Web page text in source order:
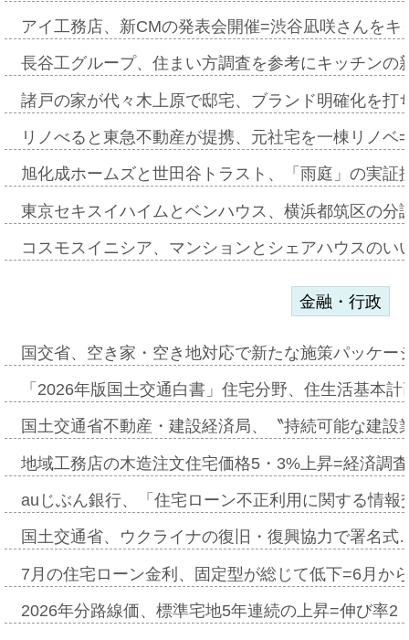
アイ工務店、新CMの発表会開催=渋谷凪咲さんを
長谷工グループ、住まい方調査を参考にキッチン
諸戸の家が代々木上原で邸宅、ブランド明確化を
リノべると東急不動産が提携、元社宅を一棟リノ
旭化成ホームズと世田谷トラスト、「雨庭」の実
東京セキスイハイムとベンハウス、横浜都筑区の
コスモスイニシア、マンションとシェアハウスの
金融・行政
国交省、空き家・空き地対応で新たな施策パッケ
「2026年版国土交通白書」住宅分野、住生活基本
国土交通省不動産・建設経済局、〝持続可能な建
地域工務店の木造注文住宅価格5・3%上昇=経済調
auじぶん銀行、「住宅ローン不正利用に関する情
国土交通省、ウクライナの復旧・復興協力で署名
7月の住宅ローン金利、固定型が総じて低下=6月か
2026年分路線価、標準宅地5年連続の上昇=伸び率